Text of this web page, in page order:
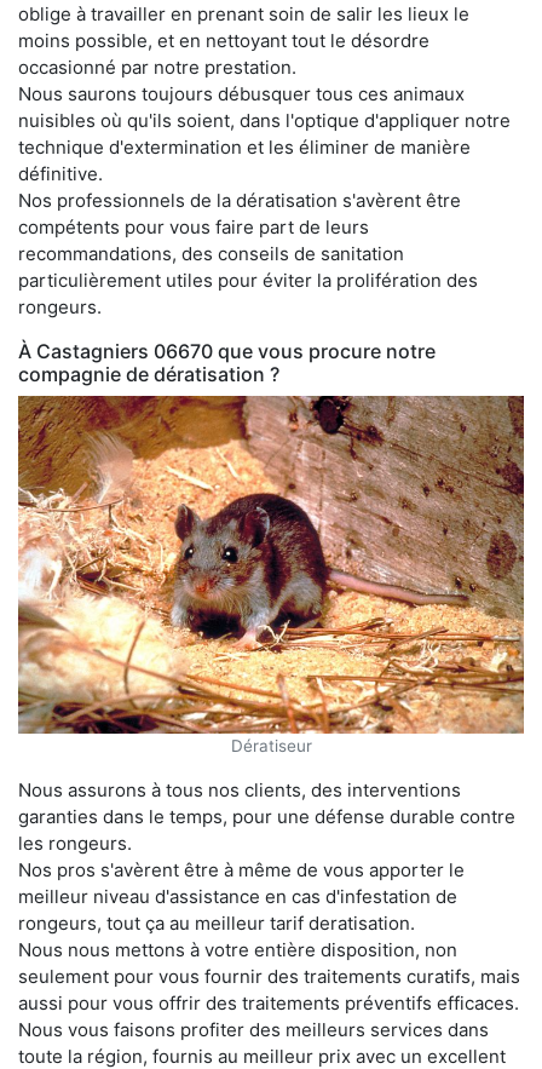
oblige à travailler en prenant soin de salir les lieux le
moins possible, et en nettoyant tout le désordre
occasionné par notre prestation.
Nous saurons toujours débusquer tous ces animaux
nuisibles où qu'ils soient, dans l'optique d'appliquer notre
technique d'extermination et les éliminer de manière
définitive.
Nos professionnels de la dératisation s'avèrent être
compétents pour vous faire part de leurs
recommandations, des conseils de sanitation
particulièrement utiles pour éviter la prolifération des
rongeurs.
À Castagniers 06670 que vous procure notre
compagnie de dératisation ?
Dératiseur
Nous assurons à tous nos clients, des interventions
garanties dans le temps, pour une défense durable contre
les rongeurs.
Nos pros s'avèrent être à même de vous apporter le
meilleur niveau d'assistance en cas d'infestation de
rongeurs, tout ça au meilleur tarif deratisation.
Nous nous mettons à votre entière disposition, non
seulement pour vous fournir des traitements curatifs, mais
aussi pour vous offrir des traitements préventifs efficaces.
Nous vous faisons profiter des meilleurs services dans
toute la région, fournis au meilleur prix avec un excellent